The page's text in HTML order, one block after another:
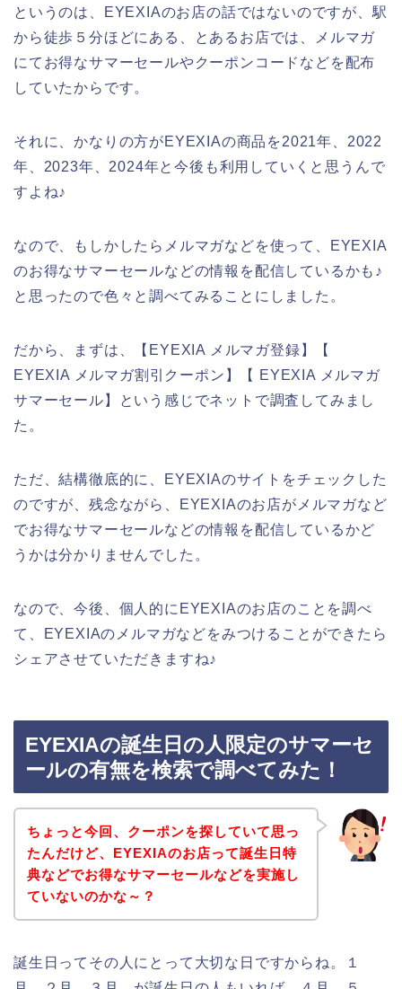
というのは、EYEXIAのお店の話ではないのですが、駅
から徒歩５分ほどにある、とあるお店では、メルマガ
にてお得なサマーセールやクーポンコードなどを配布
していたからです。
それに、かなりの方がEYEXIAの商品を2021年、2022
年、2023年、2024年と今後も利用していくと思うんで
すよね♪
なので、もしかしたらメルマガなどを使って、EYEXIA
のお得なサマーセールなどの情報を配信しているかも♪
と思ったので色々と調べてみることにしました。
だから、まずは、【EYEXIA メルマガ登録】【
EYEXIA メルマガ割引クーポン】【 EYEXIA メルマガ
サマーセール】という感じでネットで調査してみまし
た。
ただ、結構徹底的に、EYEXIAのサイトをチェックした
のですが、残念ながら、EYEXIAのお店がメルマガなど
でお得なサマーセールなどの情報を配信しているかど
うかは分かりませんでした。
なので、今後、個人的にEYEXIAのお店のことを調べ
て、EYEXIAのメルマガなどをみつけることができたら
シェアさせていただきますね♪
EYEXIAの誕生日の人限定のサマーセ
ールの有無を検索で調べてみた！
ちょっと今回、クーポンを探していて思っ
たんだけど、EYEXIAのお店って誕生日特
典などでお得なサマーセールなどを実施し
ていないのかな～？
誕生日ってその人にとって大切な日ですからね。１